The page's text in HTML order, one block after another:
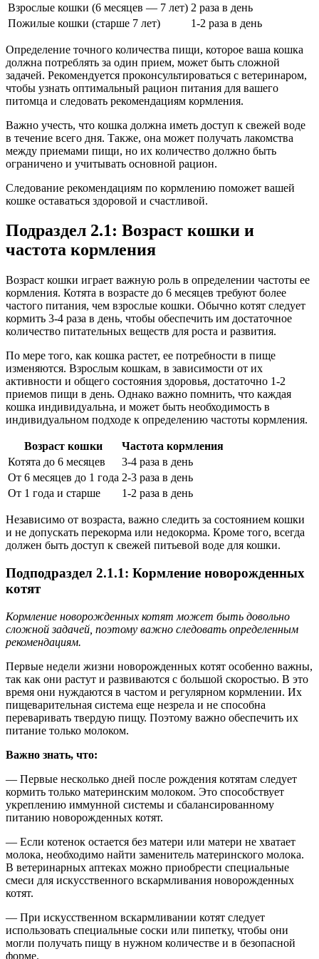
Взрослые кошки (6 месяцев — 7 лет) 2 раза в день
Пожилые кошки (старше 7 лет)
1-2 раза в день
Определение точного количества пищи, которое ваша кошка
должна потреблять за один прием, может быть сложной
задачей. Рекомендуется проконсультироваться с ветеринаром,
чтобы узнать оптимальный рацион питания для вашего
питомца и следовать рекомендациям кормления.
Важно учесть, что кошка должна иметь доступ к свежей воде
в течение всего дня. Также, она может получать лакомства
между приемами пищи, но их количество должно быть
ограничено и учитывать основной рацион.
Следование рекомендациям по кормлению поможет вашей
кошке оставаться здоровой и счастливой.
Подраздел 2.1: Возраст кошки и
частота кормления
Возраст кошки играет важную роль в определении частоты ее
кормления. Котята в возрасте до 6 месяцев требуют более
частого питания, чем взрослые кошки. Обычно котят следует
кормить 3-4 раза в день, чтобы обеспечить им достаточное
количество питательных веществ для роста и развития.
По мере того, как кошка растет, ее потребности в пище
изменяются. Взрослым кошкам, в зависимости от их
активности и общего состояния здоровья, достаточно 1-2
приемов пищи в день. Однако важно помнить, что каждая
кошка индивидуальна, и может быть необходимость в
индивидуальном подходе к определению частоты кормления.
Возраст кошки
Частота кормления
Котята до 6 месяцев
3-4 раза в день
От 6 месяцев до 1 года 2-3 раза в день
От 1 года и старше
1-2 раза в день
Независимо от возраста, важно следить за состоянием кошки
и не допускать перекорма или недокорма. Кроме того, всегда
должен быть доступ к свежей питьевой воде для кошки.
Подподраздел 2.1.1: Кормление новорожденных
котят
Кормление новорожденных котят может быть довольно
сложной задачей, поэтому важно следовать определенным
рекомендациям.
Первые недели жизни новорожденных котят особенно важны,
так как они растут и развиваются с большой скоростью. В это
время они нуждаются в частом и регулярном кормлении. Их
пищеварительная система еще незрела и не способна
переваривать твердую пищу. Поэтому важно обеспечить их
питание только молоком.
Важно знать, что:
— Первые несколько дней после рождения котятам следует
кормить только материнским молоком. Это способствует
укреплению иммунной системы и сбалансированному
питанию новорожденных котят.
— Если котенок остается без матери или матери не хватает
молока, необходимо найти заменитель материнского молока.
В ветеринарных аптеках можно приобрести специальные
смеси для искусственного вскармливания новорожденных
котят.
— При искусственном вскармливании котят следует
использовать специальные соски или пипетку, чтобы они
могли получать пищу в нужном количестве и в безопасной
форме.